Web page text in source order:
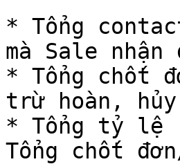
* Tổng
mà Sale nhận
* Tổng chốt
trừ hoàn, hủy
* Tổng tỷ lệ
Tổng chốt